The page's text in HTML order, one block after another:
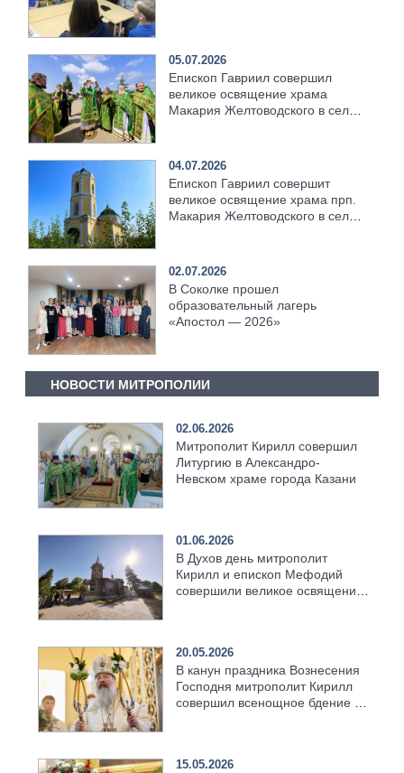
05.07.2026
Епископ Гавриил совершил
великое освящение храма
Макария Желтоводского в селе
04.07.2026
Епископ Гавриил совершит
великое освящение храма прп.
Макария Желтоводского в селе
02.07.2026
В Соколке прошел
образовательный лагерь
«Апостол — 2026»
НОВОСТИ МИТРОПОЛИИ
02.06.2026
Митрополит Кирилл совершил
Литургию в Александро-
Невском храме города Казани
01.06.2026
В Духов день митрополит
Кирилл и епископ Мефодий
совершили великое освящение
20.05.2026
В канун праздника Вознесения
Господня митрополит Кирилл
совершил всенощное бдение в
15.05.2026